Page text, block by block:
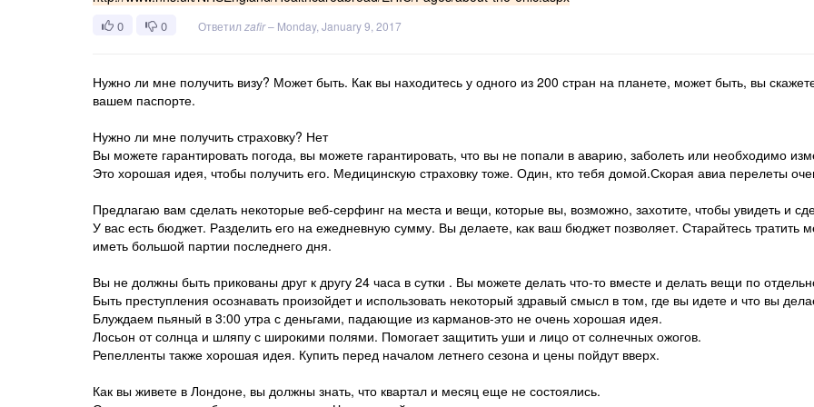
0 0 Ответил zafir– Monday, January 9, 2017
Нужно ли мне получить визу? Может быть. Как вы находитесь у одного из 200 стран на планете, может быть, вы
вашем паспорте.
Нужно ли мне получить страховку? Нет
Вы можете гарантировать погода, вы можете гарантировать, что вы не попали в аварию, заболеть или необходимо
Это хорошая идея, чтобы получить его. Медицинскую страховку тоже. Один, кто тебя домой.Скорая авиа перелеты
Предлагаю вам сделать некоторые веб-серфинг на места и вещи, которые вы, возможно, захотите, чтобы увидеть и
У вас есть бюджет. Разделить его на ежедневную сумму. Вы делаете, как ваш бюджет позволяет. Старайтесь тратить
иметь большой партии последнего дня.
Вы не должны быть прикованы друг к другу 24 часа в сутки . Вы можете делать что-то вместе и делать вещи по
Быть преступления осознавать произойдет и использовать некоторый здравый смысл в том, где вы идете и что вы
Блуждаем пьяный в 3:00 утра с деньгами, падающие из карманов-это не очень хорошая идея.
Лосьон от солнца и шляпу с широкими полями. Помогает защитить уши и лицо от солнечных ожогов.
Репелленты также хорошая идея. Купить перед началом летнего сезона и цены пойдут вверх.
Как вы живете в Лондоне, вы должны знать, что квартал и месяц еще не состоялись.